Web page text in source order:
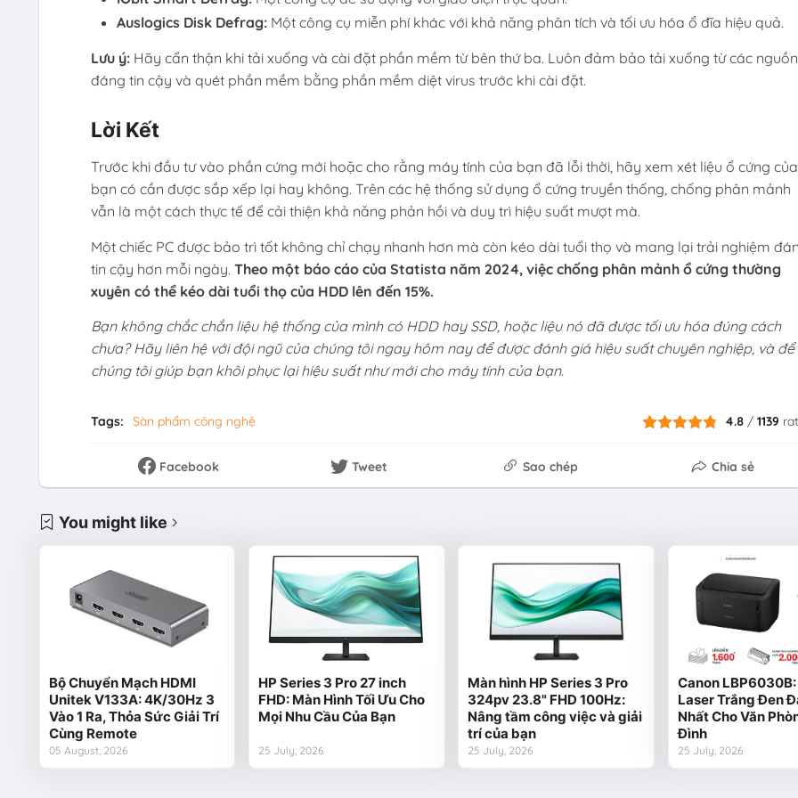
Auslogics Disk Defrag: Một công cụ miễn phí khác với khả năng phân tích và tối ưu hóa ổ đĩa hiệu quả.
Lưu ý:Hãy cẩn thận khi tải xuống và cài đặt phần mềm từ bên thứ ba. Luôn đảm bảo tải xuống từ các nguồn
đáng tin cậy và quét phần mềm bằng phần mềm diệt virus trước khi cài đặt.
Lời Kết
Trước khi đầu tư vào phần cứng mới hoặc cho rằng máy tính của bạn đã lỗi thời, hãy xem xét liệu ổ cứng của
bạn có cần được sắp xếp lại hay không. Trên các hệ thống sử dụng ổ cứng truyền thống, chống phân mảnh
vẫn là một cách thực tế để cải thiện khả năng phản hồi và duy trì hiệu suất mượt mà.
Một chiếc PC được bảo trì tốt không chỉ chạy nhanh hơn mà còn kéo dài tuổi thọ và mang lại trải nghiệm
tin cậy hơn mỗi ngày. Theo một báo cáo của Statista năm 2024, việc chống phân mảnh ổ cứng thường
xuyên có thể kéo dài tuổi thọ của HDD lên đến 15%.
Bạn không chắc chắn liệu hệ thống của mình có HDD hay SSD, hoặc liệu nó đã được tối ưu hóa đúng cách
chưa? Hãy liên hệ với đội ngũ của chúng tôi ngay hôm nay để được đánh giá hiệu suất chuyên nghiệp, và để
chúng tôi giúp bạn khôi phục lại hiệu suất như mới cho máy tính của bạn.
Tags: Sàn phẩm công nghệ 4.8 /1139
Facebook Tweet Sao chép Chia sẻ
You might like
Bộ Chuyển Mạch HDMI
Unitek V133A: 4K/30Hz 3
Vào 1 Ra, Thỏa Sức Giải Trí
Cùng Remote
05 August, 2026
HP Series 3 Pro 27 inch
FHD: Màn Hình Tối Ưu Cho
Mọi Nhu Cầu Của Bạn
25 July, 2026
Màn hình HP Series 3 Pro
324pv 23.8" FHD 100Hz:
Nâng tầm công việc và giải
trí của bạn
25 July, 2026
Canon
Laser Trắng Đen
Nhất Cho Văn
Đình
25 July, 2026